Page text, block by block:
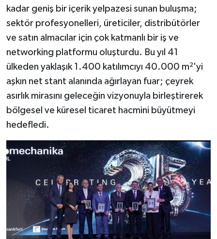
kadar geniş bir içerik yelpazesi sunan buluşma;
sektör profesyonelleri, üreticiler, distribütörler
ve satın almacılar için çok katmanlı bir iş ve
networking platformu oluşturdu. Bu yıl 41
ülkeden yaklaşık 1.400 katılımcıyı 40.000 m²'yi
aşkın net stant alanında ağırlayan fuar; çeyrek
asırlık mirasını geleceğin vizyonuyla birleştirerek
bölgesel ve küresel ticaret hacmini büyütmeyi
hedefledi.